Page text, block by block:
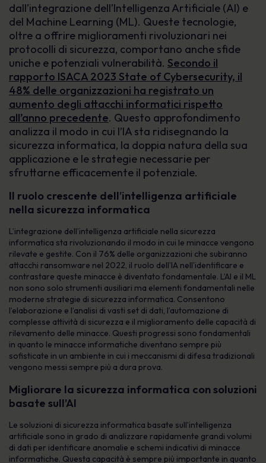
dall’integrazione dell’Intelligenza Artificiale (AI) e
del Machine Learning (ML). Queste tecnologie,
oltre a offrire miglioramenti rivoluzionari nei
protocolli di sicurezza, comportano anche sfide
uniche e potenziali vulnerabilità. Secondo il
rapporto ISACA 2023 State of Cybersecurity, il
48% delle organizzazioni ha registrato un
aumento degli attacchi informatici rispetto
all’anno precedente. Questo approfondimento
analizza il modo in cui l’IA sta ridisegnando la
sicurezza informatica, la doppia natura della sua
applicazione e le strategie necessarie per
sfruttarne efficacemente il potenziale.
Il ruolo crescente dell’intelligenza artificiale
nella sicurezza informatica
L’integrazione dell’intelligenza artificiale nella sicurezza
informatica sta rivoluzionando il modo in cui le minacce vengono
rilevate e gestite. Con il 76% delle organizzazioni che subiranno
attacchi ransomware nel 2022, il ruolo dell’IA nell’identificare e
contrastare queste minacce è diventato fondamentale. L’AI e il ML
non sono solo strumenti ausiliari ma elementi fondamentali nelle
moderne strategie di sicurezza informatica. Consentono
l’elaborazione e l’analisi di vasti set di dati, l’automazione di
complesse attività di sicurezza e il miglioramento delle capacità di
rilevamento delle minacce. Questi progressi sono fondamentali
in quanto le minacce informatiche diventano sempre più
sofisticate in un ambiente in cui i meccanismi di difesa tradizionali
vengono messi sempre più a dura prova.
Migliorare la sicurezza informatica con soluzioni
basate sull’AI
Le soluzioni di sicurezza informatica basate sull’intelligenza
artificiale sono in grado di analizzare rapidamente grandi volumi
di dati per identificare anomalie e schemi indicativi di minacce
informatiche. Questa capacità è sempre più importante in quanto